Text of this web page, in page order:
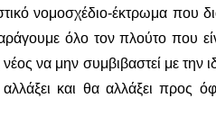
νομοσχέδιο-έκτρωμα που
όλο τον πλούτο που
να μην συμβιβαστεί με την
και θα αλλάξει προς